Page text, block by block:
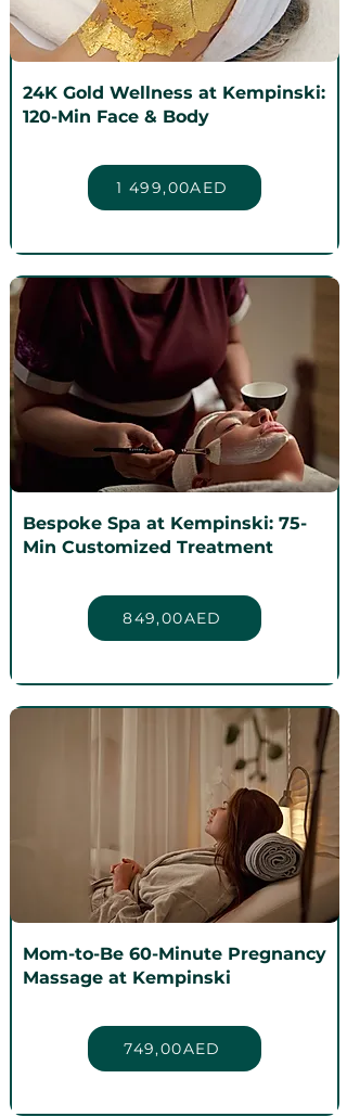
24K Gold Wellness at Kempinski:
120-Min Face & Body
1 499,00AED
Bespoke Spa at Kempinski: 75-
Min Customized Treatment
849,00AED
Mom-to-Be 60-Minute Pregnancy
Massage at Kempinski
749,00AED